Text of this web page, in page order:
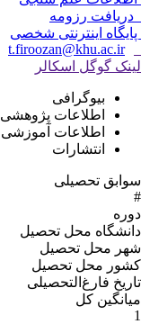
دریافت رزومه
پایگاه اینترنتی شخصی
t.firoozan@khu.ac.ir
لینک گوگل اسکالر
بیوگرافی
اطلاعات پژوهشی
اطلاعات آموزشی
انتشارات
سوابق تحصیلی
#
دوره
دانشگاه محل تحصیل
شهر محل تحصیل
کشور محل تحصیل
تاریخ فارغ‌التحصیلى
میانگین کل
1